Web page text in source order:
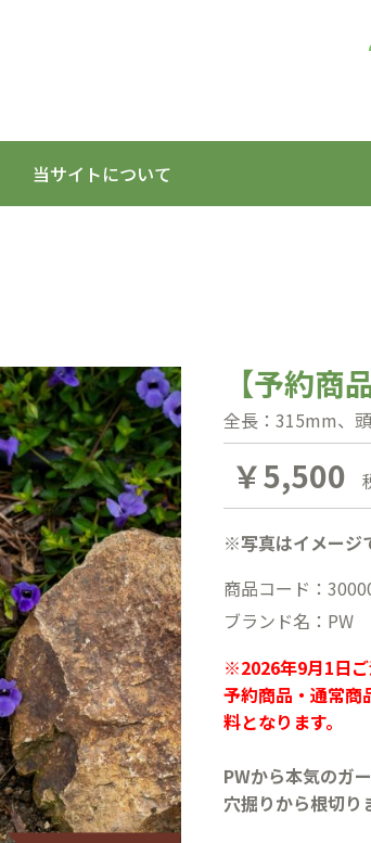
当サイトについて
【予約商
全長：315mm、
￥5,500
※写真はイメージ
商品コード：
ブランド名：PW
※2026年9月1日ご
予約商品・通常商
料となります。
PWから本気のガ
穴掘りから根切り